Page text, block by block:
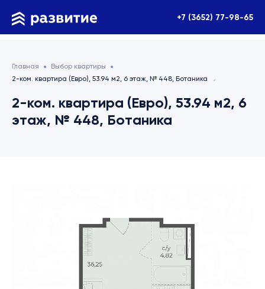
+7 (3652) 77-98-65
Главная
Выбор квартиры
2-ком. квартира (Евро), 53.94 м2, 6 этаж, № 448, Ботаника
2-ком. квартира (Евро), 53.94 м2, 6
этаж, № 448, Ботаника